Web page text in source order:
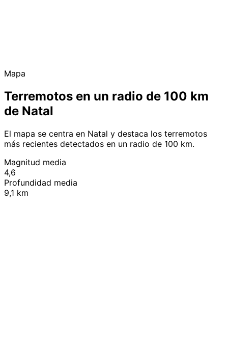
Mapa
Terremotos en un radio de 100 km
de Natal
El mapa se centra en Natal y destaca los terremotos
más recientes detectados en un radio de 100 km.
Magnitud media
4,6
Profundidad media
9,1 km